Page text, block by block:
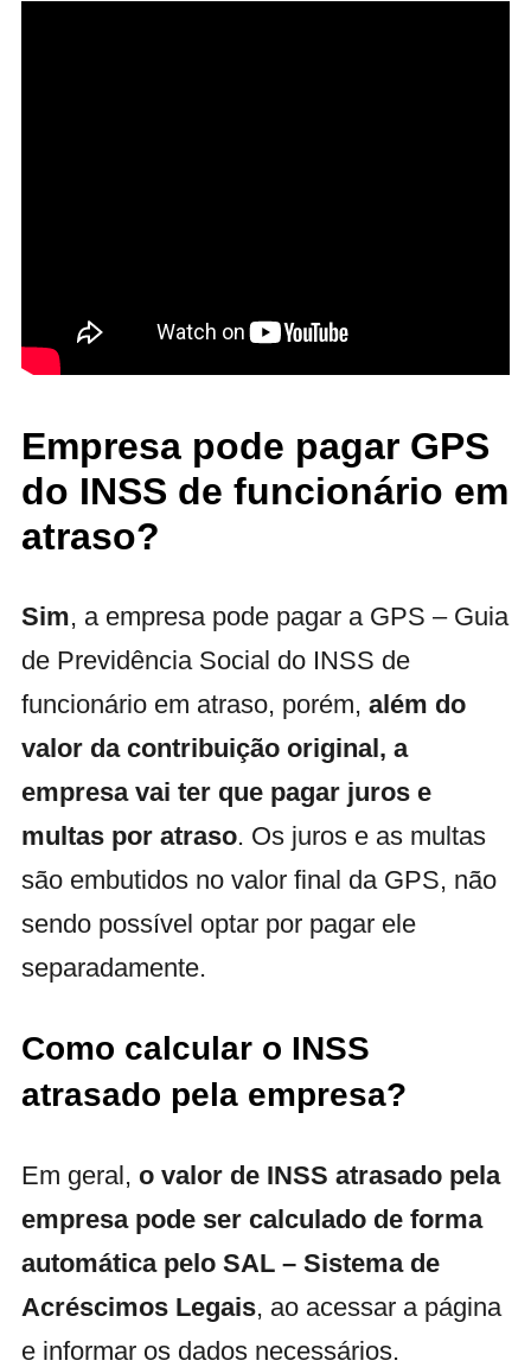
Empresa pode pagar GPS
do INSS de funcionário em
atraso?
Sim, a empresa pode pagar a GPS – Guia
de Previdência Social do INSS de
funcionário em atraso, porém, além do
valor da contribuição original, a
empresa vai ter que pagar juros e
multas por atraso. Os juros e as multas
são embutidos no valor final da GPS, não
sendo possível optar por pagar ele
separadamente.
Como calcular o INSS
atrasado pela empresa?
Em geral, o valor de INSS atrasado pela
empresa pode ser calculado de forma
automática pelo SAL – Sistema de
Acréscimos Legais, ao acessar a página
e informar os dados necessários.